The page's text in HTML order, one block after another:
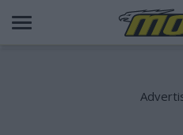
Παράκαμψη
προς